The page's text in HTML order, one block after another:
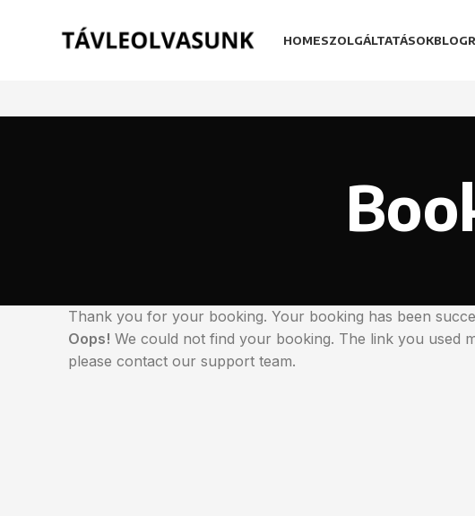
HOMESZOLGÁLTATÁSOKBLOG
Thank you for your booking. Your booking has been
Oops! We could not find your booking. The link you used
please contact our support team.